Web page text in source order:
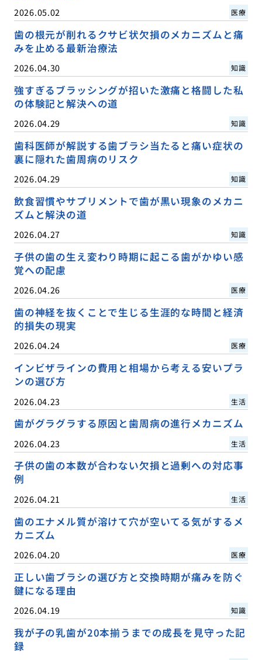
2026.05.02 医療
歯の根元が削れるクサビ状欠損のメカニズムと痛
みを止める最新治療法
2026.04.30 知識
強すぎるブラッシングが招いた激痛と格闘した私
の体験記と解決への道
2026.04.29 知識
歯科医師が解説する歯ブラシ当たると痛い症状の
裏に隠れた歯周病のリスク
2026.04.29 知識
飲食習慣やサプリメントで歯が黒い現象のメカニ
ズムと解決の道
2026.04.27 知識
子供の歯の生え変わり時期に起こる歯がかゆい感
覚への配慮
2026.04.26 医療
歯の神経を抜くことで生じる生涯的な時間と経済
的損失の現実
2026.04.24 医療
インビザラインの費用と相場から考える安いプラ
ンの選び方
2026.04.23 生活
歯がグラグラする原因と歯周病の進行メカニズム
2026.04.23 生活
子供の歯の本数が合わない欠損と過剰への対応事
例
2026.04.21 生活
歯のエナメル質が溶けて穴が空いてる気がするメ
カニズム
2026.04.20 医療
正しい歯ブラシの選び方と交換時期が痛みを防ぐ
鍵になる理由
2026.04.19 知識
我が子の乳歯が20本揃うまでの成長を見守った記
録